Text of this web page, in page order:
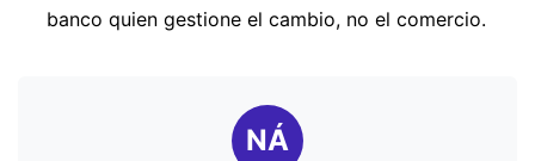
banco quien gestione el cambio, no el comercio.
NÁ